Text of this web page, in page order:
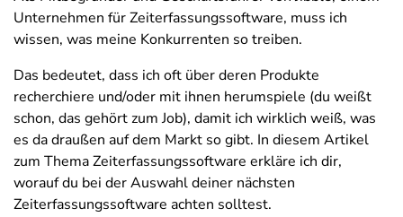
Unternehmen für Zeiterfassungssoftware, muss ich
wissen, was meine Konkurrenten so treiben.
Das bedeutet, dass ich oft über deren Produkte
recherchiere und/oder mit ihnen herumspiele (du weißt
schon, das gehört zum Job), damit ich wirklich weiß, was
es da draußen auf dem Markt so gibt. In diesem Artikel
zum Thema Zeiterfassungssoftware erkläre ich dir,
worauf du bei der Auswahl deiner nächsten
Zeiterfassungssoftware achten solltest.